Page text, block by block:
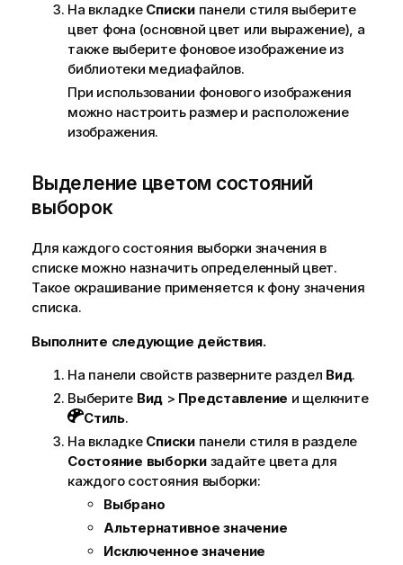
На вкладке Спискипанели стиля выберите
цвет фона (основной цвет или выражение), а
также выберите фоновое изображение из
библиотеки медиафайлов.
При использовании фонового изображения
можно настроить размер и расположение
изображения.
Выделение цветом состояний
выборок
Для каждого состояния выборки значения в
списке можно назначить определенный цвет.
Такое окрашивание применяется к фону значения
списка.
Выполните следующие действия.
На панели свойств разверните раздел Вид.
Выберите Вид > Представление и щелкните
Стиль.
На вкладке Спискипанели стиля в разделе
Состояние выборкизадайте цвета для
каждого состояния выборки:
Выбрано
Альтернативное значение
Исключенное значение